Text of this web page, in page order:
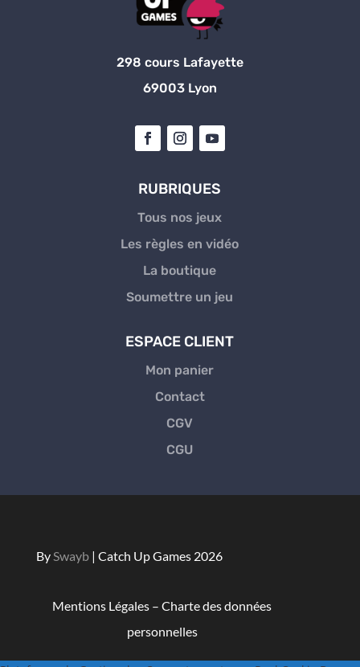
298 cours Lafayette
69003 Lyon
RUBRIQUES
Tous nos jeux
Les règles en vidéo
La boutique
Soumettre un jeu
ESPACE CLIENT
Mon panier
Contact
CGV
CGU
BySwayb| Catch Up Games 2026
Mentions Légales –Charte des données
personnelles